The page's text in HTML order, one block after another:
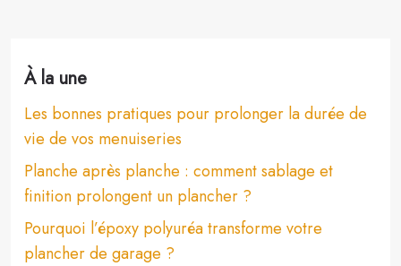
À la une
Les bonnes pratiques pour prolonger la durée de
vie de vos menuiseries
Planche après planche : comment sablage et
finition prolongent un plancher ?
Pourquoi l’époxy polyuréa transforme votre
plancher de garage ?